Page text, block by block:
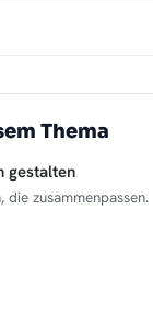
Thema
gestalten
zusammenpassen.